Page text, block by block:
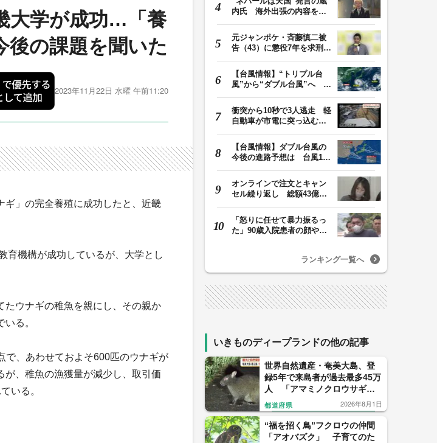
大学が成功…「養
後の課題を聞いた
2023年11月22日 水曜 午前11:20
ギ」の完全養殖に成功したと、近畿
育機構が成功しているが、大学とし
たウナギの稚魚を親にし、その親か
る。
で、あわせておよそ600匹のウナギが
、稚魚の漁獲量が減少し、取引価
いる。
内氏 海外出張の内容を説
元ジャンポケ・斉藤慎二被
告（43）に懲役7年を求刑
【台風情報】“トリプル台
風”から“ダブル台風”へ 13
衝突から10秒で3人逃走 軽
自動車が市電に突っ込む一
【台風情報】ダブル台風の
今後の進路予想は 台風13
オンラインで注文とキャン
セル繰り返し 総額43億円
「怒りに任せて暴力振るっ
た」90歳入院患者の顔や腹
ランキング一覧へ
いきものディープランドの他の記事
世界自然遺産・奄美大島、登
録5年で来島者が過去最多45万
人 「アマミノクロウサギ」
守るルールと新たな課題
都道府県 2026年8月1日
“福を招く鳥”フクロウの仲間
「アオバズク」 子育てのた